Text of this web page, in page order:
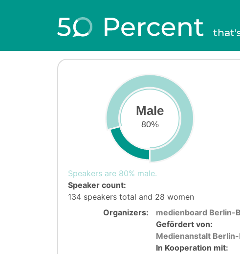
Male
80%
Speakers are 80% male.
Speaker count:
134 speakers total and 28 women
Organizers:
medienboard Berlin-
Gefördert von:
Medienanstalt
In Kooperation mit: